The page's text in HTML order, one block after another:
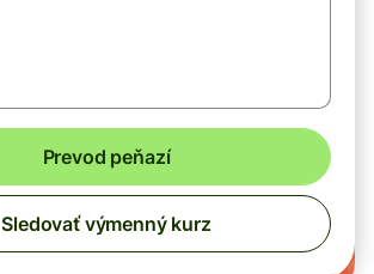
Prevod peňazí
Sledovať výmenný kurz